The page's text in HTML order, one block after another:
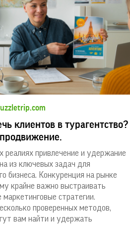
клиентов в турагентство?
реалиях привлечение и удержание
из ключевых задач для
бизнеса. Конкуренция на рынке
крайне важно выстраивать
стратегии.
проверенных методов,
вам найти и удержать